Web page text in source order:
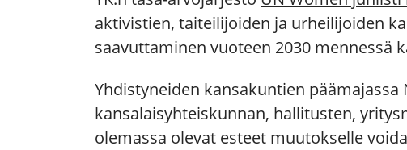
aktivistien, taiteilijoiden ja urheilijoiden
saavuttaminen vuoteen 2030 mennessä
Yhdistyneiden kansakuntien
kansalaisyhteiskunnan, hallitusten,
olemassa olevat esteet muutokselle